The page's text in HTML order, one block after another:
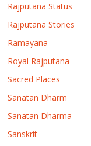
Rajputana Status
Rajputana Stories
Ramayana
Royal Rajputana
Sacred Places
Sanatan Dharm
Sanatan Dharma
Sanskrit